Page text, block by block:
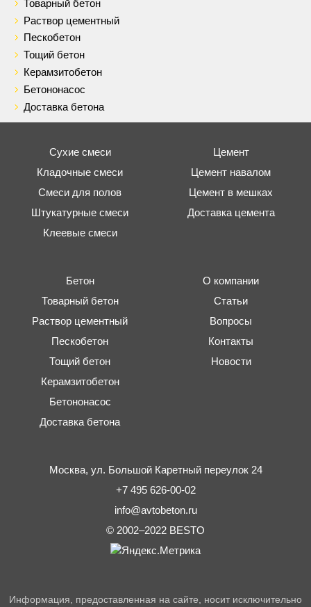
Товарный бетон
Раствор цементный
Пескобетон
Тощий бетон
Керамзитобетон
Бетононасос
Доставка бетона
Сухие смеси
Кладочные смеси
Смеси для полов
Штукатурные смеси
Клеевые смеси
Цемент
Цемент навалом
Цемент в мешках
Доставка цемента
Бетон
Товарный бетон
Раствор цементный
Пескобетон
Тощий бетон
Керамзитобетон
Бетононасос
Доставка бетона
О компании
Статьи
Вопросы
Контакты
Новости
Москва, ул. Большой Каретный переулок 24
+7 495 626-00-02
info@avtobeton.ru
© 2002–2022 BESTO
Информация, предоставленная на сайте, носит исключительно